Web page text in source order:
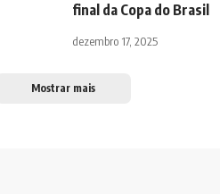
final da Copa do Brasil
dezembro 17, 2025
Mostrar mais